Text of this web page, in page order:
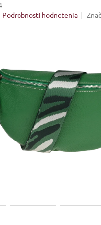
Podrobnosti hodnotenia